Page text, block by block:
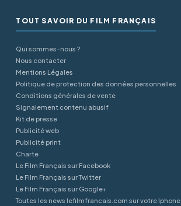
TOUT SAVOIR DU FILM FRANÇAIS
Qui sommes-nous ?
Nous contacter
Mentions Légales
Politique de protection des données personnelles
Conditions générales de vente
Signalement contenu abusif
Kit de presse
Publicité web
Publicité print
Charte
Le Film Français sur Facebook
Le Film Français sur Twitter
Le Film Français sur Google+
Toutes les news lefilmfrancais.com sur votre Iphone